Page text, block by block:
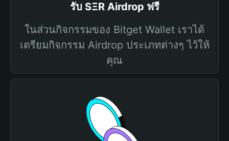
รับ SΞR Airdrop ฟรี
ในส่วนกิจกรรมของ Bitget Wallet เราได้
เตรียมกิจกรรม Airdrop ประเภทต่างๆ ไว้ให้
คุณ